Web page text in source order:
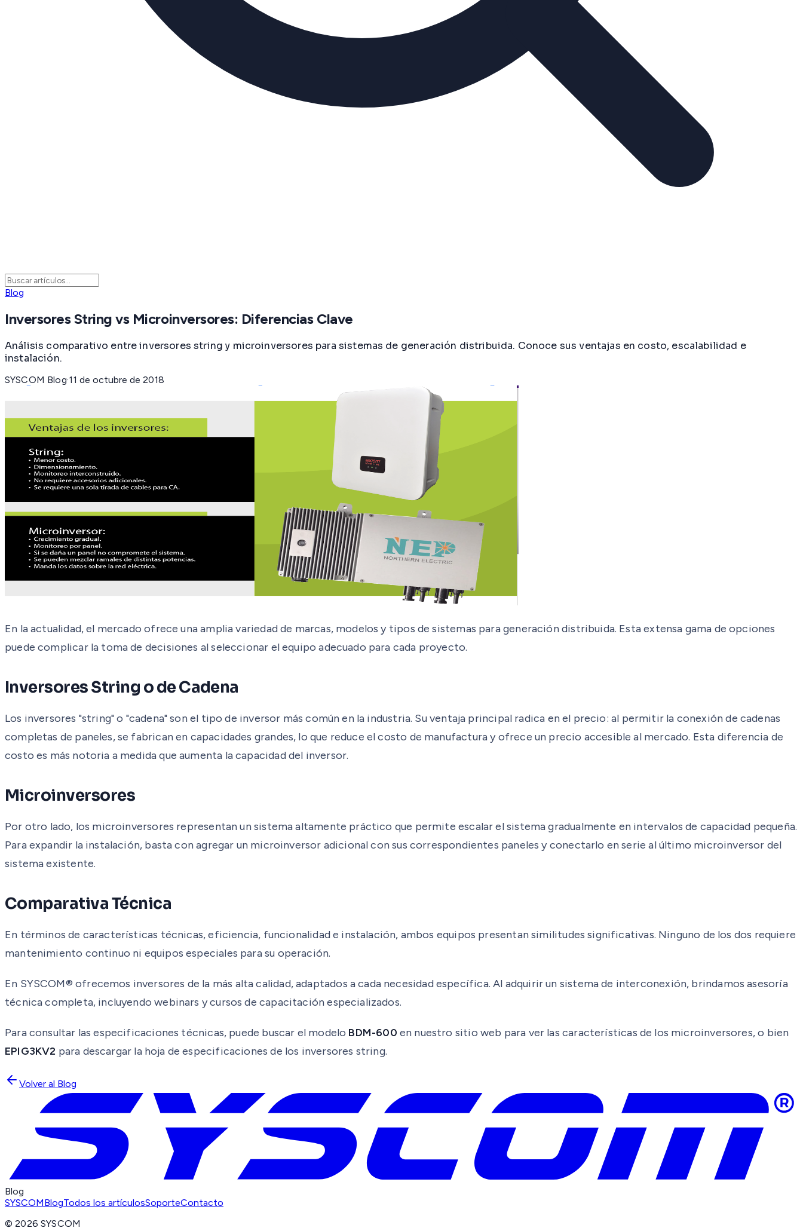
Blog
Inversores String vs Microinversores: Diferencias Clave
Análisis comparativo entre inversores string y microinversores para sistemas de generación distribuida. Conoce sus ventajas en costo, escalabilidad e
instalación.
SYSCOM Blog·11 de octubre de 2018
En la actualidad, el mercado ofrece una amplia variedad de marcas, modelos y tipos de sistemas para generación distribuida. Esta extensa gama de opciones
puede complicar la toma de decisiones al seleccionar el equipo adecuado para cada proyecto.
Inversores String o de Cadena
Los inversores "string" o "cadena" son el tipo de inversor más común en la industria. Su ventaja principal radica en el precio: al permitir la conexión de cadenas
completas de paneles, se fabrican en capacidades grandes, lo que reduce el costo de manufactura y ofrece un precio accesible al mercado. Esta diferencia de
costo es más notoria a medida que aumenta la capacidad del inversor.
Microinversores
Por otro lado, los microinversores representan un sistema altamente práctico que permite escalar el sistema gradualmente en intervalos de capacidad pequeña.
Para expandir la instalación, basta con agregar un microinversor adicional con sus correspondientes paneles y conectarlo en serie al último microinversor del
sistema existente.
Comparativa Técnica
En términos de características técnicas, eficiencia, funcionalidad e instalación, ambos equipos presentan similitudes significativas. Ninguno de los dos requiere
mantenimiento continuo ni equipos especiales para su operación.
En SYSCOM® ofrecemos inversores de la más alta calidad, adaptados a cada necesidad específica. Al adquirir un sistema de interconexión, brindamos asesoría
técnica completa, incluyendo webinars y cursos de capacitación especializados.
Para consultar las especificaciones técnicas, puede buscar el modelo BDM-600 en nuestro sitio web para ver las características de los microinversores, o bien
EPIG3KV2 para descargar la hoja de especificaciones de los inversores string.
Volver al Blog
Blog
SYSCOMBlogTodos los artículosSoporteContacto
©2026 SYSCOM